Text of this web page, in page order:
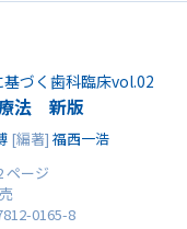
基づく歯科臨床vol.02
法 新版
[編著] 福西一浩
ページ
0165-8